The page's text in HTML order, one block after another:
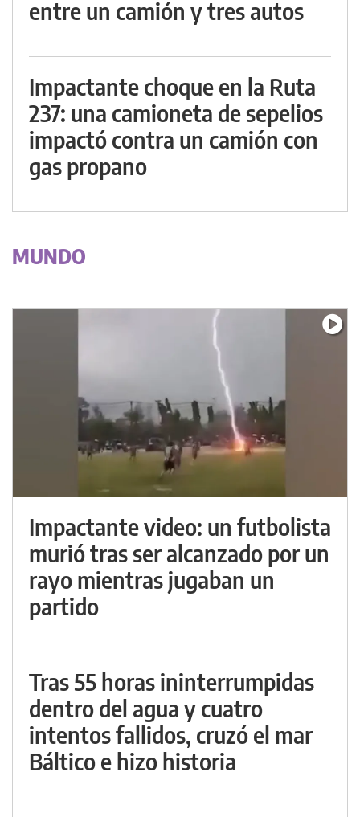
entre un camión y tres autos
Impactante choque en la Ruta
237: una camioneta de sepelios
impactó contra un camión con
gas propano
MUNDO
Impactante video: un futbolista
murió tras ser alcanzado por un
rayo mientras jugaban un
partido
Tras 55 horas ininterrumpidas
dentro del agua y cuatro
intentos fallidos, cruzó el mar
Báltico e hizo historia